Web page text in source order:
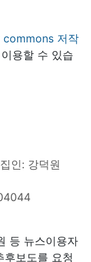
저작
용할 수 있습
인: 강덕원
등 뉴스이용자
보도를 요청